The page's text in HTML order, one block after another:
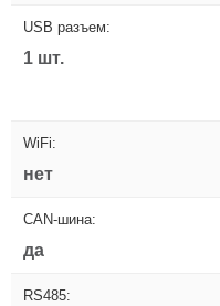
USB разъем:
1 шт.
WiFi:
нет
CAN-шина:
да
RS485: